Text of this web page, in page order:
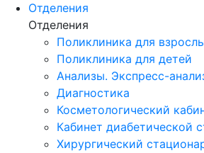
Отделения
Отделения
Поликлиника для
Поликлиника для детей
Анализы. Экспресс-
Диагностика
Косметологический
Кабинет диабетической
Хирургический